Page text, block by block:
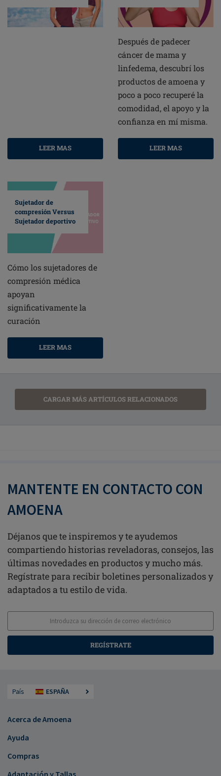
LEER MAS
Después de padecer
cáncer de mama y
linfedema, descubrí los
productos de amoena y
poco a poco recuperé la
comodidad, el apoyo y la
confianza en mí misma.
LEER MAS
Sujetador de
compresión Versus
Sujetador deportivo
Cómo los sujetadores de
compresión médica
apoyan
significativamente la
curación
LEER MAS
CARGAR MÁS ARTÍCULOS RELACIONADOS
MANTENTE EN CONTACTO CON
AMOENA
Déjanos que te inspiremos y te ayudemos
compartiendo historias reveladoras, consejos, las
últimas novedades en productos y mucho más.
Regístrate para recibir boletines personalizados y
adaptados a tu estilo de vida.
REGÍSTRATE
País ESPAÑA
Acerca de Amoena
Ayuda
Compras